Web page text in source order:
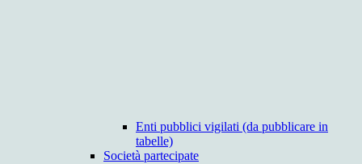
Enti pubblici vigilati (da pubblicare in
tabelle)
Società partecipate